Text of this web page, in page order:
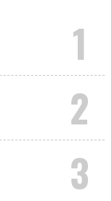
1
2
3